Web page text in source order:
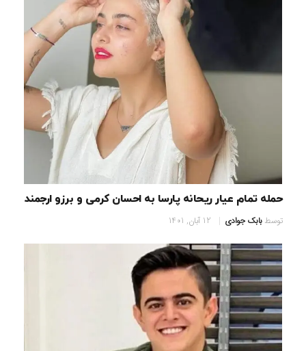
حمله تمام عیار ریحانه پارسا به احسان کرمی و برزو ارجمند
توسطبابک جوادی 12 آبان, 1401